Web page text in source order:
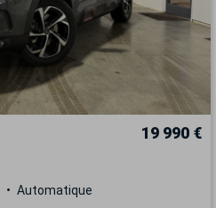
19 990 €
Automatique